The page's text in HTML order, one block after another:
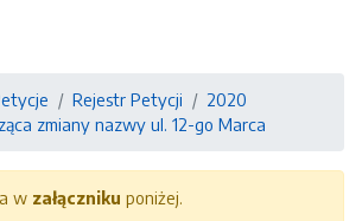
Rejestr Petycji
2020
zmiany nazwy ul. 12-go Marca
w załączniku poniżej.